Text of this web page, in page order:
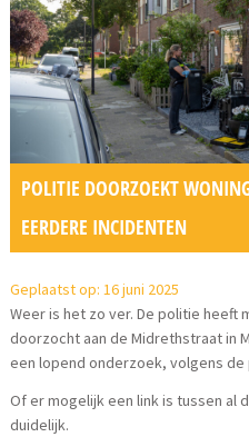
POLITIE DOORZOEKT
EERDERE INCIDENTEN
Geplaatst op: 16 juni 2025
Weer is het zo ver. De politie heeft
doorzocht aan de Midrethstraat in
een lopend onderzoek, volgens de
Of er mogelijk een link is tussen al
duidelijk.